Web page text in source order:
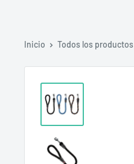
Inicio Todos los productos